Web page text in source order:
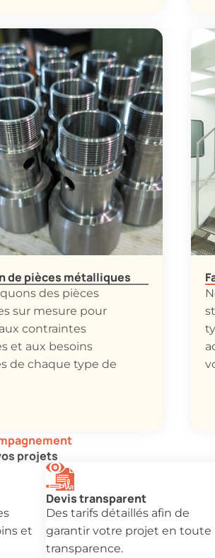
de pièces métalliques
des pièces
sur mesure pour
contraintes
et aux besoins
de chaque type de
projets
et
Devis transparent
Des tarifs détaillés afin de
garantir votre projet en toute
transparence.